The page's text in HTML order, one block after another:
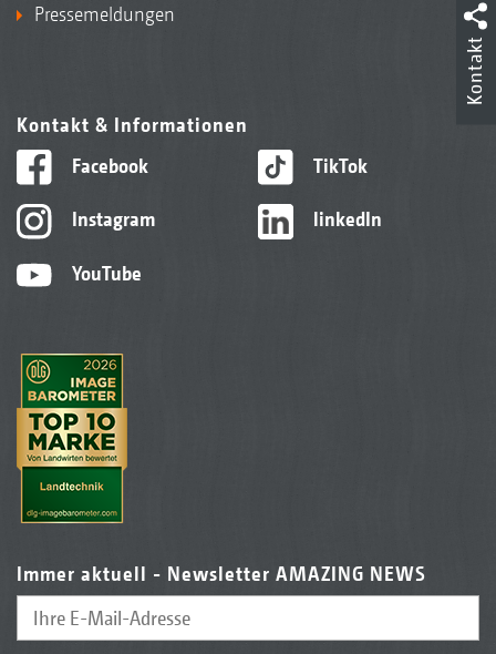
Pressemeldungen
Kontakt & Informationen
Facebook
Instagram
YouTube
TikTok
linkedIn
Immer aktuell - Newsletter AMAZING NEWS
Kontakt